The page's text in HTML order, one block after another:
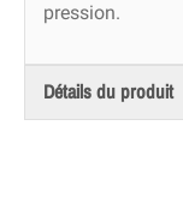
pression.
Détails du produit